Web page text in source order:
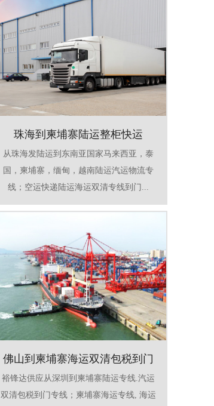
珠海到柬埔寨陆运整柜快运
从珠海发陆运到东南亚国家马来西亚，泰
国，柬埔寨，缅甸，越南陆运汽运物流专
线；空运快递陆运海运双清专线到门...
佛山到柬埔寨海运双清包税到门
裕锋达供应从深圳到柬埔寨陆运专线.汽运
双清包税到门专线；柬埔寨海运专线, 海运